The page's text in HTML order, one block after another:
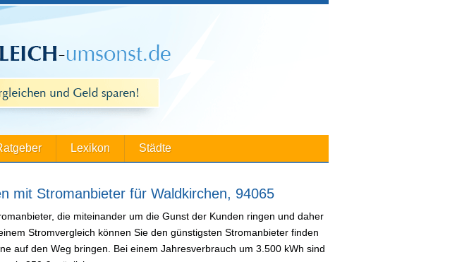
Lexikon Städte
mit Stromanbieter für Waldkirchen, 94065
die miteinander um die Gunst der Kunden ringen und daher
Stromvergleich können Sie den günstigsten Stromanbieter finden
auf den Weg bringen. Bei einem Jahresverbrauch um 3.500 kWh sind